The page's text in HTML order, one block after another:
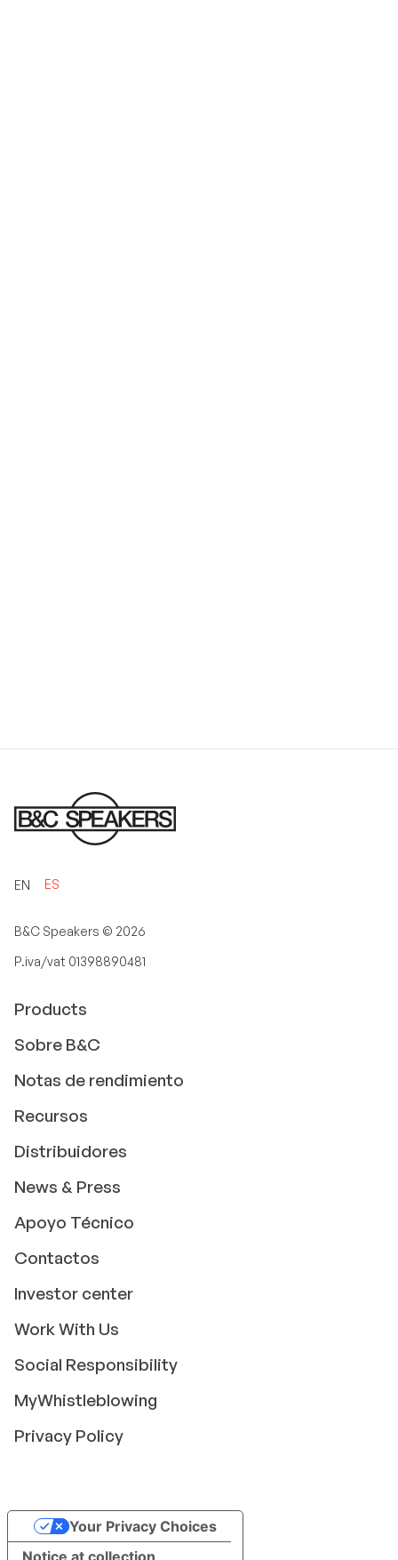
EN ES
B&C Speakers © 2026
P.iva/vat 01398890481
Products
Sobre B&C
Notas de rendimiento
Recursos
Distribuidores
News & Press
Apoyo Técnico
Contactos
Investor center
Work With Us
Social Responsibility
MyWhistleblowing
Privacy Policy
Notice at collection
Your Privacy Choices